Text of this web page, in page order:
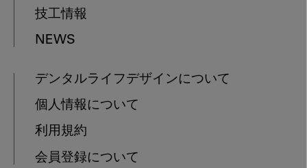
技工情報
NEWS
デンタルライフデザインについて
個人情報について
利用規約
会員登録について